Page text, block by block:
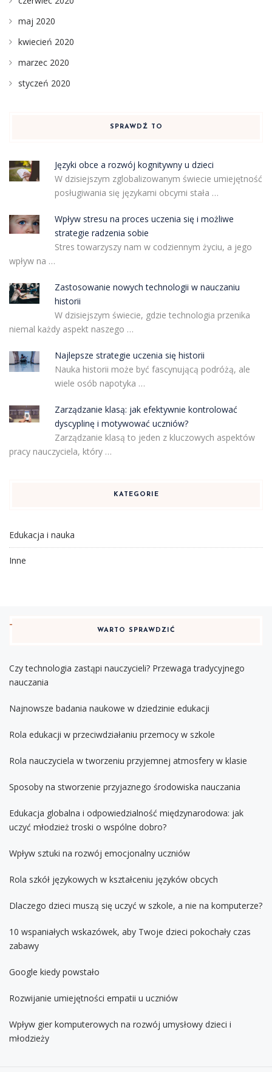
maj 2020
kwiecień 2020
marzec 2020
styczeń 2020
SPRAWDŹ TO
Języki obce a rozwój kognitywny u dzieci
W dzisiejszym zglobalizowanym świecie umiejętność
posługiwania się językami obcymi stała …
Wpływ stresu na proces uczenia się i możliwe
strategie radzenia sobie
Stres towarzyszy nam w codziennym życiu, a jego
wpływ na …
Zastosowanie nowych technologii w nauczaniu
historii
W dzisiejszym świecie, gdzie technologia przenika
niemal każdy aspekt naszego …
Najlepsze strategie uczenia się historii
Nauka historii może być fascynującą podróżą, ale
wiele osób napotyka …
Zarządzanie klasą: jak efektywnie kontrolować
dyscyplinę i motywować uczniów?
Zarządzanie klasą to jeden z kluczowych aspektów
pracy nauczyciela, który …
KATEGORIE
Edukacja i nauka
Inne
WARTO SPRAWDZIĆ
Czy technologia zastąpi nauczycieli? Przewaga tradycyjnego
nauczania
Najnowsze badania naukowe w dziedzinie edukacji
Rola edukacji w przeciwdziałaniu przemocy w szkole
Rola nauczyciela w tworzeniu przyjemnej atmosfery w klasie
Sposoby na stworzenie przyjaznego środowiska nauczania
Edukacja globalna i odpowiedzialność międzynarodowa: jak
uczyć młodzież troski o wspólne dobro?
Wpływ sztuki na rozwój emocjonalny uczniów
Rola szkół językowych w kształceniu języków obcych
Dlaczego dzieci muszą się uczyć w szkole, a nie na komputerze?
10 wspaniałych wskazówek, aby Twoje dzieci pokochały czas
zabawy
Google kiedy powstało
Rozwijanie umiejętności empatii u uczniów
Wpływ gier komputerowych na rozwój umysłowy dzieci i
młodzieży